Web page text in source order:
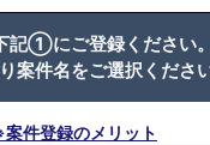
記①にご登録ください
案件名をご選択くださ
件登録のメリット